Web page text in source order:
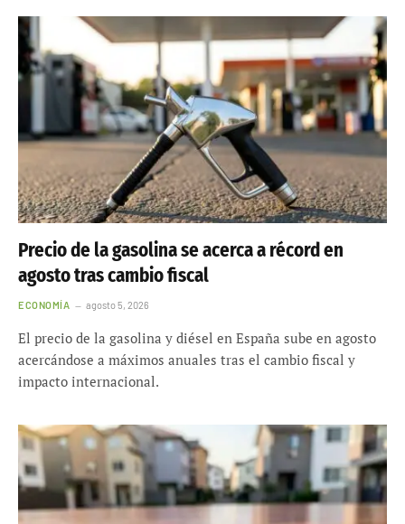
Precio de la gasolina se acerca a récord en
agosto tras cambio fiscal
ECONOMÍA agosto 5, 2026
El precio de la gasolina y diésel en España sube en agosto
acercándose a máximos anuales tras el cambio fiscal y
impacto internacional.